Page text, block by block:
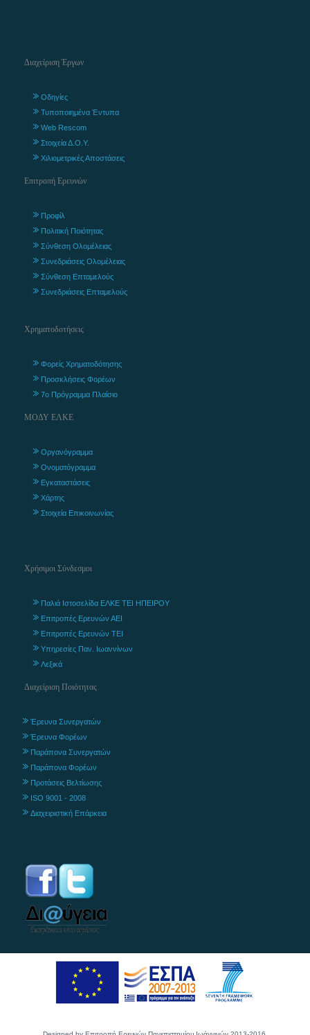
Διαχείριση Έργων
Οδηγίες
Τυποποιημένα Έντυπα
Web Rescom
Στοιχεία Δ.Ο.Υ.
Χιλιομετρικές Αποστάσεις
Επιτροπή Ερευνών
Προφίλ
Πολιτική Ποιότητας
Σύνθεση Ολομέλειας
Συνεδριάσεις Ολομέλειας
Σύνθεση Επταμελούς
Συνεδριάσεις Επταμελούς
Χρηματοδοτήσεις
Φορείς Χρηματοδότησης
Προσκλήσεις Φορέων
7ο Πρόγραμμα Πλαίσιο
ΜΟΔΥ ΕΛΚΕ
Οργανόγραμμα
Ονοματόγραμμα
Εγκαταστάσεις
Χάρτης
Στοιχεία Επικοινωνίας
Χρήσιμοι Σύνδεσμοι
Παλιά Ιστοσελίδα ΕΛΚΕ ΤΕΙ ΗΠΕΙΡΟΥ
Επιτροπές Ερευνών ΑΕΙ
Επιτροπές Ερευνών ΤΕΙ
Υπηρεσίες Παν. Ιωαννίνων
Λεξικά
Διαχείριση Ποιότητας
Έρευνα Συνεργατών
Έρευνα Φορέων
Παράπονα Συνεργατών
Παράπονα Φορέων
Προτάσεις Βελτίωσης
ISO 9001 - 2008
Διαχειριστική Επάρκεια